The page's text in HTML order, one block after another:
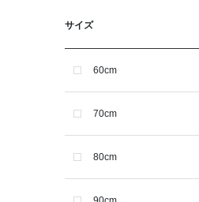
サイズ
60cm
70cm
80cm